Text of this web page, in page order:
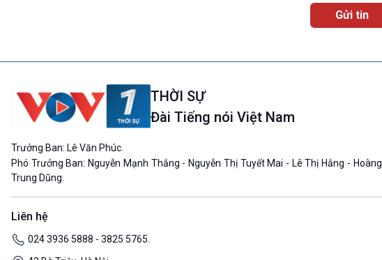
THỜI SỰ
Đài Tiếng nói Việt Nam
Trưởng Ban: Lê Văn Phúc.
Phó Trưởng Ban: Nguyễn Mạnh Thắng - Nguyễn Thị Tuyết Mai - Lê Thị Hằng - Hoàng
Trung Dũng.
Liên hệ
024 3936 5888 - 3825 5765.